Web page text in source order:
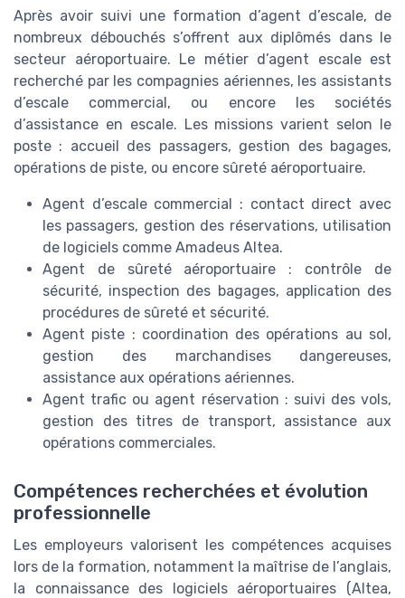
Après avoir suivi une formation d’agent d’escale, de
nombreux débouchés s’offrent aux diplômés dans le
secteur aéroportuaire. Le métier d’agent escale est
recherché par les compagnies aériennes, les assistants
d’escale commercial, ou encore les sociétés
d’assistance en escale. Les missions varient selon le
poste : accueil des passagers, gestion des bagages,
opérations de piste, ou encore sûreté aéroportuaire.
Agent d’escale commercial : contact direct avec
les passagers, gestion des réservations, utilisation
de logiciels comme Amadeus Altea.
Agent de sûreté aéroportuaire : contrôle de
sécurité, inspection des bagages, application des
procédures de sûreté et sécurité.
Agent piste : coordination des opérations au sol,
gestion des marchandises dangereuses,
assistance aux opérations aériennes.
Agent trafic ou agent réservation : suivi des vols,
gestion des titres de transport, assistance aux
opérations commerciales.
Compétences recherchées et évolution
professionnelle
Les employeurs valorisent les compétences acquises
lors de la formation, notamment la maîtrise de l’anglais,
la connaissance des logiciels aéroportuaires (Altea,